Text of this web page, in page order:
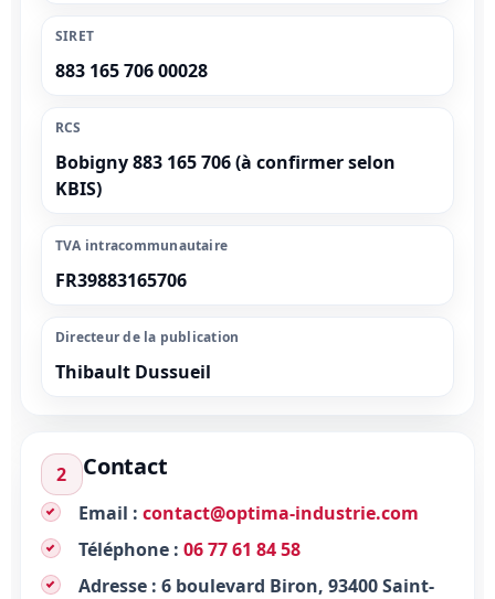
SIRET
883 165 706 00028
RCS
Bobigny 883 165 706 (à confirmer selon
KBIS)
TVA intracommunautaire
FR39883165706
Directeur de la publication
Thibault Dussueil
2 Contact
Email : contact@optima-industrie.com
Téléphone : 06 77 61 84 58
Adresse : 6 boulevard Biron, 93400 Saint-